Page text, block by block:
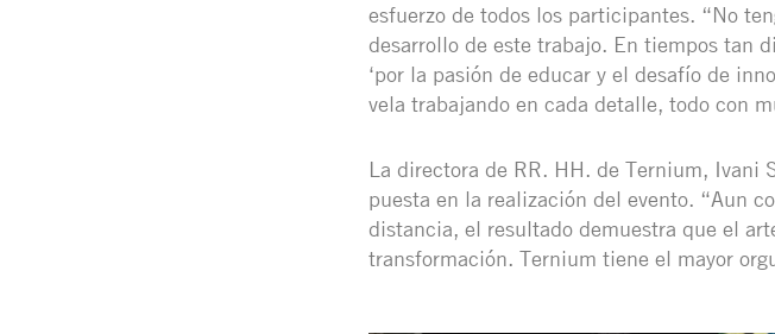
esfuerzo de todos los participantes. “No
desarrollo de este trabajo. En tiempos tan
‘por la pasión de educar y el desafío de
vela trabajando en cada detalle, todo con
La directora de RR. HH. de Ternium, Ivani
puesta en la realización del evento. “Aun
distancia, el resultado demuestra que el
transformación. Ternium tiene el mayor